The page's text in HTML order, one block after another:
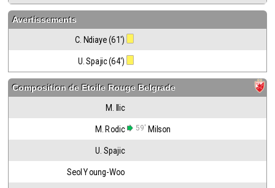
Avertissements
C. Ndiaye (61')
U. Spajic (64')
Composition de Etoile Rouge Belgrade
M. Ilic
M. Rodic 59' Milson
U. Spajic
Seol Young-Woo